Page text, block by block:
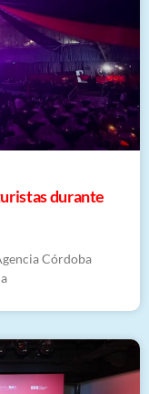
durante
Córdoba